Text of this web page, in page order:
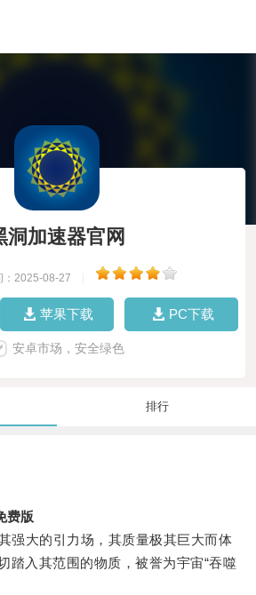
洞加速器官网
：2025-08-27
苹果下载 PC下载
安卓市场，安全绿色
排行
费版
大的引力场，其质量极其巨大而体
踏入其范围的物质，被誉为宇宙“吞噬